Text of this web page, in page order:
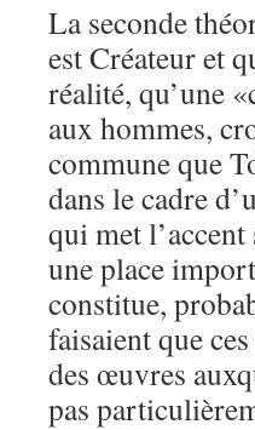
La seconde
est Créateur et
réalité, qu’une
aux hommes,
commune que
dans le cadre
qui met
une place
constitue,
faisaient que
des œuvres
pas